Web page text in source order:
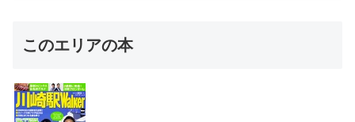
このエリアの本